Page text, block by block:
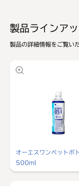
製品ラインア
製品の詳細情報をご覧い
オーエスワンペットボ
500ml